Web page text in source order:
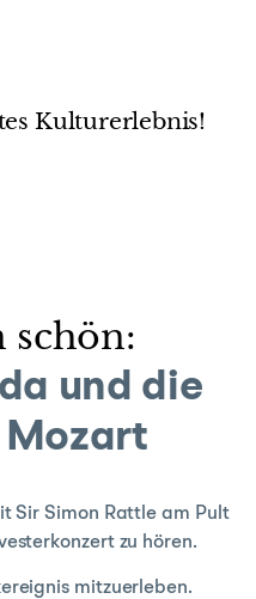
Kulturerlebnis!
schön:
und die
Mozart
Sir Simon Rattle am Pult
zu hören.
mitzuerleben.